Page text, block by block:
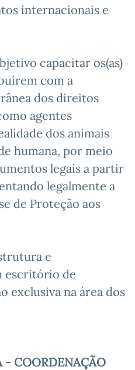
internacionais e
capacitar os(as)
com a
dos direitos
agentes
dos animais
humana, por meio
legais a partir
legalmente a
de Proteção aos
e
escritório de
exclusiva na área dos
- COORDENAÇÃO